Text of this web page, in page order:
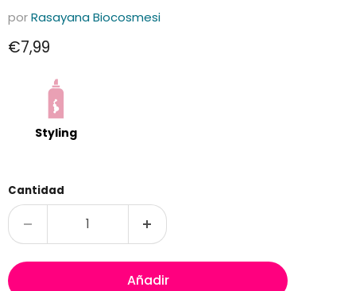
porRasayana Biocosmesi
Precio actual
€7,99
Styling
Cantidad
Añadir